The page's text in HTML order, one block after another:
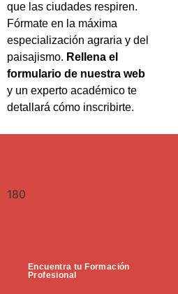
que las ciudades respiren.
Fórmate en la máxima
especialización agraria y del
paisajismo. Rellena el
formulario de nuestra web
y un experto académico te
detallará cómo inscribirte.
180
Encuentra tu Formación
Profesional